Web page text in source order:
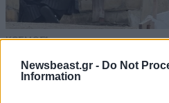
Newsbeast.gr - Do Not
Information
ΚΟΣΜΟΣ1 ω. πριν
Μοναχός μαχαίρωσε
στον λαιμό και ακόμη